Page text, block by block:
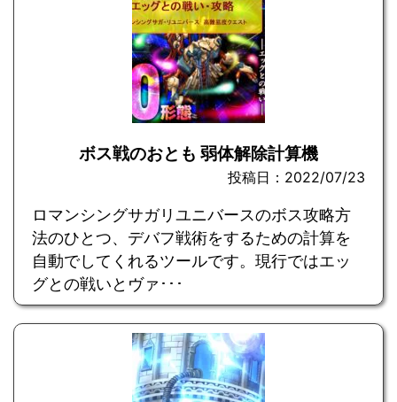
ボス戦のおとも 弱体解除計算機
投稿日：2022/07/23
ロマンシングサガリユニバースのボス攻略方
法のひとつ、デバフ戦術をするための計算を
自動でしてくれるツールです。現行ではエッ
グとの戦いとヴァ･･･